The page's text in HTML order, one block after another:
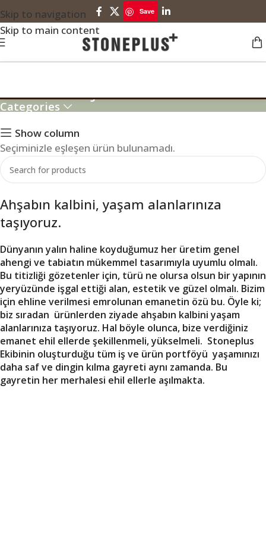
Skip to navigation
Skip to main content
Save
Categories
Show column
Seçiminizle eşleşen ürün bulunamadı.
Ahşabın kalbini, yaşam alanlarınıza
taşıyoruz.
Dünyanın yalın haline koyduğumuz her üretim genel
ahengi ve tabiatın mükemmel tasarımıyla uyumlu olmalı.
Bu titizliği gözetenler için, türü ne olursa olsun bir yapının
yeryüzünde işgal ettiği alan, estetik ve güzel olmalı. Bizim
için ehline verilmesi emrolunan emanetin özü bu. Öyle ki;
biz sıradan ürünlerden ziyade ahşabın kalbini yaşam
alanlarınıza taşıyoruz. Hal böyle olunca, bize verdiğiniz
emanet ehil ellerde şekillenmeli, yükselmeli. Stoneplus
Ekibinin oluşturduğu tüm iş ve ürün portföyü yaşamınızı
daha saf ve dingin kılma gayreti aynı zamanda. Bu
gayretin her merhalesi ehil ellerle aşılmakta.